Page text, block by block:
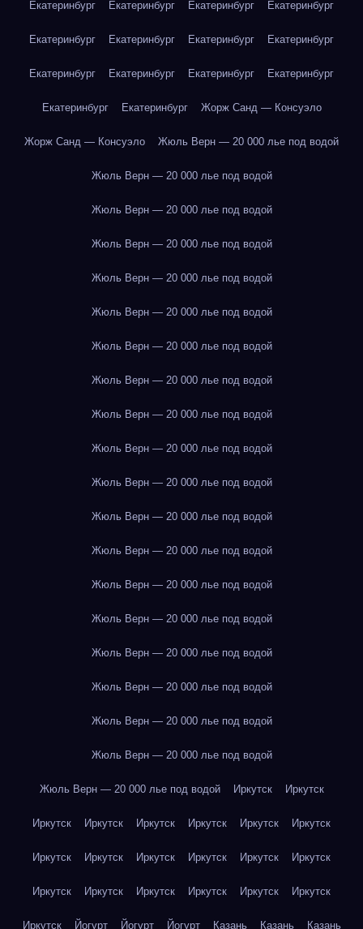
Екатеринбург Екатеринбург Екатеринбург Екатеринбург
Екатеринбург Екатеринбург Екатеринбург Екатеринбург
Екатеринбург Екатеринбург Екатеринбург Екатеринбург
Екатеринбург Екатеринбург Жорж Санд — Консуэло
Жорж Санд — Консуэло Жюль Верн — 20 000 лье под водой
Жюль Верн — 20 000 лье под водой
Жюль Верн — 20 000 лье под водой
Жюль Верн — 20 000 лье под водой
Жюль Верн — 20 000 лье под водой
Жюль Верн — 20 000 лье под водой
Жюль Верн — 20 000 лье под водой
Жюль Верн — 20 000 лье под водой
Жюль Верн — 20 000 лье под водой
Жюль Верн — 20 000 лье под водой
Жюль Верн — 20 000 лье под водой
Жюль Верн — 20 000 лье под водой
Жюль Верн — 20 000 лье под водой
Жюль Верн — 20 000 лье под водой
Жюль Верн — 20 000 лье под водой
Жюль Верн — 20 000 лье под водой
Жюль Верн — 20 000 лье под водой
Жюль Верн — 20 000 лье под водой
Жюль Верн — 20 000 лье под водой
Жюль Верн — 20 000 лье под водой Иркутск Иркутск
Иркутск Иркутск Иркутск Иркутск Иркутск Иркутск
Иркутск Иркутск Иркутск Иркутск Иркутск Иркутск
Иркутск Иркутск Иркутск Иркутск Иркутск Иркутск
Иркутск Йогурт Йогурт Йогурт Казань Казань Казань